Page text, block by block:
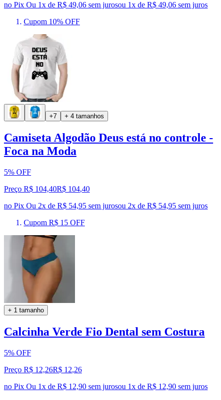
no Pix Ou 1x de R$ 49,06 sem jurosou 1x de R$ 49,06 sem juros
Cupom 10% OFF
+7 + 4 tamanhos
Camiseta Algodão Deus está no controle -
Foca na Moda
5% OFF
Preço R$ 104,40R$ 104,40
no Pix Ou 2x de R$ 54,95 sem jurosou 2x de R$ 54,95 sem juros
Cupom R$ 15 OFF
+ 1 tamanho
Calcinha Verde Fio Dental sem Costura
5% OFF
Preço R$ 12,26R$ 12,26
no Pix Ou 1x de R$ 12,90 sem jurosou 1x de R$ 12,90 sem juros